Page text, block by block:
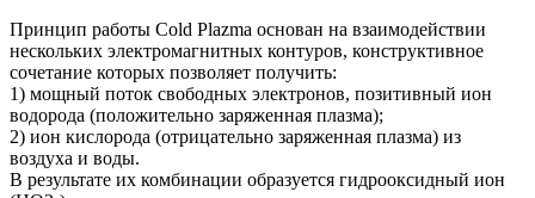
Принцип работы Cold Plazma основан на взаимодействии
нескольких электромагнитных контуров, конструктивное
сочетание которых позволяет получить:
1) мощный поток свободных электронов, позитивный ион
водорода (положительно заряженная плазма);
2) ион кислорода (отрицательно заряженная плазма) из
воздуха и воды.
В результате их комбинации образуется гидрооксидный ион